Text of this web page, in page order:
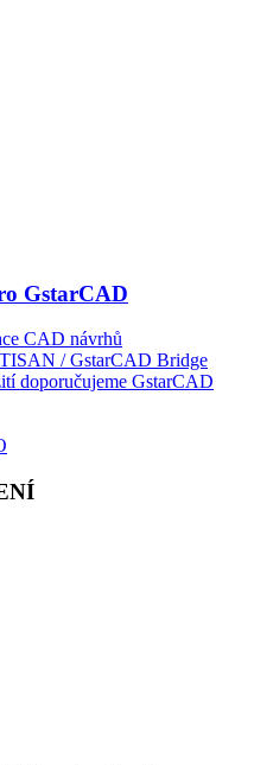
GstarCAD
CAD návrhů
/ GstarCAD Bridge
doporučujeme GstarCAD